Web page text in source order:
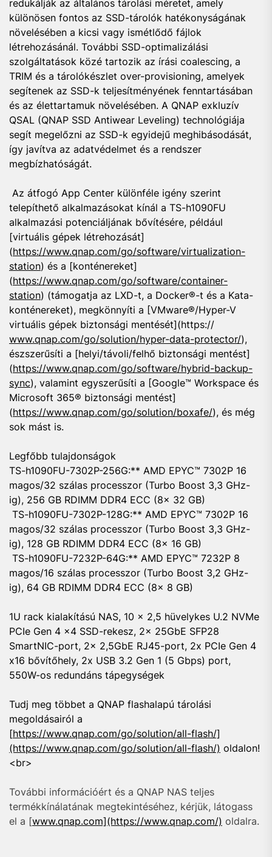
redukálják az általános tárolási méretet, amely
különösen fontos az SSD-tárolók hatékonyságának
növelésében a kicsi vagy ismétlődő fájlok
létrehozásánál. További SSD-optimalizálási
szolgáltatások közé tartozik az írási coalescing, a
TRIM és a tárolókészlet over-provisioning, amelyek
segítenek az SSD-k teljesítményének fenntartásában
és az élettartamuk növelésében. A QNAP exkluzív
QSAL (QNAP SSD Antiwear Leveling) technológiája
segít megelőzni az SSD-k egyidejű meghibásodását,
így javítva az adatvédelmet és a rendszer
megbízhatóságát.
Az átfogó App Center különféle igény szerint
telepíthető alkalmazásokat kínál a TS-h1090FU
alkalmazási potenciáljának bővítésére, például
[virtuális gépek létrehozását]
(https://www.qnap.com/go/software/virtualization-
station) és a [konténereket]
(https://www.qnap.com/go/software/container-
station) (támogatja az LXD-t, a Docker®-t és a Kata-
konténereket), megkönnyíti a [VMware®/Hyper-V
virtuális gépek biztonsági mentését](https://
www.qnap.com/go/solution/hyper-data-protector/),
észszerűsíti a [helyi/távoli/felhő biztonsági mentést]
(https://www.qnap.com/go/software/hybrid-backup-
sync), valamint egyszerűsíti a [Google™ Workspace és
Microsoft 365® biztonsági mentést]
(https://www.qnap.com/go/solution/boxafe/), és még
sok mást is.
Legfőbb tulajdonságok
TS-h1090FU-7302P-256G:** AMD EPYC™ 7302P 16
magos/32 szálas processzor (Turbo Boost 3,3 GHz-
ig), 256 GB RDIMM DDR4 ECC (8x 32 GB)
TS-h1090FU-7302P-128G:** AMD EPYC™ 7302P 16
magos/32 szálas processzor (Turbo Boost 3,3 GHz-
ig), 128 GB RDIMM DDR4 ECC (8x 16 GB)
TS-h1090FU-7232P-64G:** AMD EPYC™ 7232P 8
magos/16 szálas processzor (Turbo Boost 3,2 GHz-
ig), 64 GB RDIMM DDR4 ECC (8x 8 GB)
1U rack kialakítású NAS, 10 x 2,5 hüvelykes U.2 NVMe
PCIe Gen 4 x4 SSD-rekesz, 2x 25GbE SFP28
SmartNIC-port, 2x 2,5GbE RJ45-port, 2x PCIe Gen 4
x16 bővítőhely, 2x USB 3.2 Gen 1 (5 Gbps) port,
550W-os redundáns tápegységek
Tudj meg többet a QNAP flashalapú tárolási
megoldásairól a
[https://www.qnap.com/go/solution/all-flash/]
(https://www.qnap.com/go/solution/all-flash/) oldalon!
<br>
További információért és a QNAP NAS teljes
termékkínálatának megtekintéséhez, kérjük, látogass
el a [www.qnap.com](https://www.qnap.com/) oldalra.